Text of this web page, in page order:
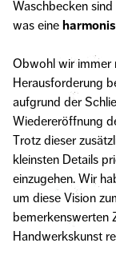
Waschbecken
was eine
Obwohl wir immer
Herausforderung
aufgrund der
Wiedereröffnung
Trotz dieser
kleinsten Details
einzugehen. Wir
um diese Vision
bemerkenswerten
Handwerkskunst